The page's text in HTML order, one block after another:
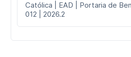
Católica | EAD | Portaria de
012 | 2026.2